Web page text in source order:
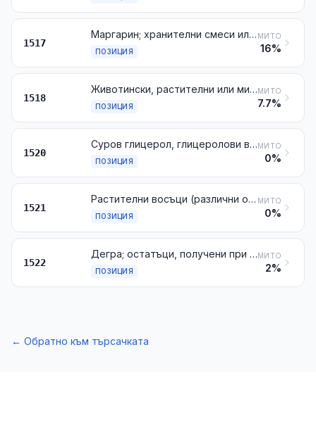
1517
Маргарин; хранителни смеси или препарати от животински, растителни или микробни мазнини или масла или от фракции от различни мазнини или масла от настоящата глава, различни от хранителните мазнини и масла или техните фракции от № 1516
ПОЗИЦИЯ
МИТО
16%
1518
Животински, растителни или микробни мазнини и масла и техните фракции, обработени чрез загряване, окислени, обезводнени, сулфурирани, продухани, полимеризирани чрез загряване във вакуум или в инертен газ или по друг начин химически променени, с изключение на тези от № 1516; негодни за консумация смеси или препарати от животински, растителни или микробни мазнини или масла или от фракции от различни мазнини или масла от настоящата глава, неупоменати, нито включени другаде
ПОЗИЦИЯ
МИТО
7.7%
1520
Суров глицерол, глицеролови води и луги
ПОЗИЦИЯ
МИТО
0%
1521
Растителни восъци (различни от триглицеридите), восък от пчели или от други насекоми и спермацет, дори рафинирани или оцветени
ПОЗИЦИЯ
МИТО
0%
1522
Дегра; остатъци, получени при обработката на продукти, съдържащи мазнини или восъци от животински или растителен произход
ПОЗИЦИЯ
МИТО
2%
← Обратно към търсачката